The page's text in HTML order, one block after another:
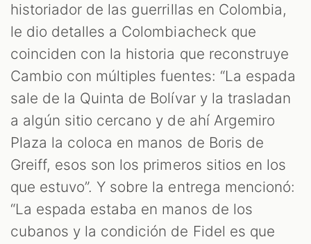
historiador de las guerrillas en Colombia,
le dio detalles a Colombiacheck que
coinciden con la historia que reconstruye
Cambio con múltiples fuentes: “La espada
sale de la Quinta de Bolívar y la trasladan
a algún sitio cercano y de ahí Argemiro
Plaza la coloca en manos de Boris de
Greiff, esos son los primeros sitios en los
que estuvo”. Y sobre la entrega mencionó:
“La espada estaba en manos de los
cubanos y la condición de Fidel es que